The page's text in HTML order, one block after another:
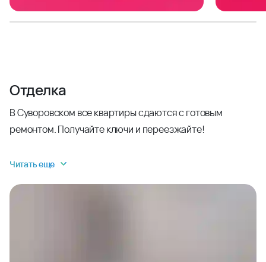
Отделка
В Суворовском все квартиры сдаются с готовым
ремонтом. Получайте ключи и переезжайте!
Читать еще